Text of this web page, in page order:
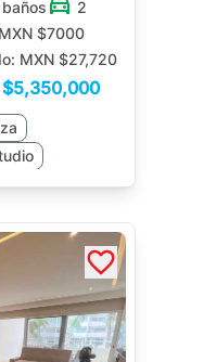
2
MXN $7000
MXN $27,720
$5,350,000